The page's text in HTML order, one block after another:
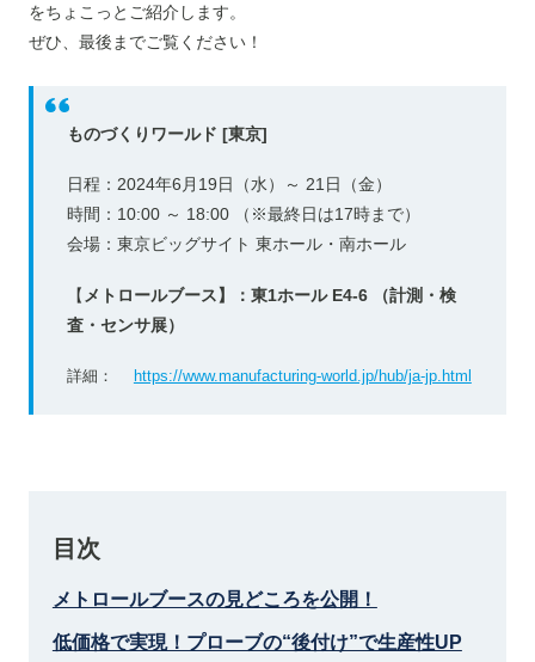
をちょこっとご紹介します。
ぜひ、最後までご覧ください！
ものづくりワールド [東京]
日程：2024年6月19日（水）～ 21日（金）
時間：10:00 ～ 18:00 （※最終日は17時まで）
会場：東京ビッグサイト 東ホール・南ホール
【 メトロールブース】：東1ホール E4-6
（計測・検
査・センサ展）
詳細： https://www.manufacturing-world.jp/hub/ja-jp.html
目次
メトロールブースの見どころを公開！
低価格で実現！プローブの“後付け”で生産性UP